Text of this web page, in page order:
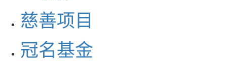
慈善项目
冠名基金